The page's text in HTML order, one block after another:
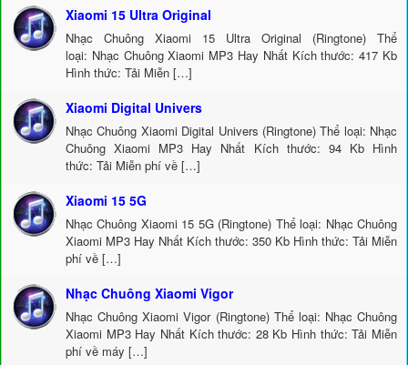
Xiaomi 15 Ultra Original
Nhạc Chuông Xiaomi 15 Ultra Original (Ringtone) Thể
loại: Nhạc Chuông Xiaomi MP3 Hay Nhất Kích thước: 417 Kb
Hình thức: Tải Miễn […]
Xiaomi Digital Univers
Nhạc Chuông Xiaomi Digital Univers (Ringtone) Thể loại: Nhạc
Chuông Xiaomi MP3 Hay Nhất Kích thước: 94 Kb Hình
thức: Tải Miễn phí về […]
Xiaomi 15 5G
Nhạc Chuông Xiaomi 15 5G (Ringtone) Thể loại: Nhạc Chuông
Xiaomi MP3 Hay Nhất Kích thước: 350 Kb Hình thức: Tải Miễn
phí về […]
Nhạc Chuông Xiaomi Vigor
Nhạc Chuông Xiaomi Vigor (Ringtone) Thể loại: Nhạc Chuông
Xiaomi MP3 Hay Nhất Kích thước: 28 Kb Hình thức: Tải Miễn
phí về máy […]